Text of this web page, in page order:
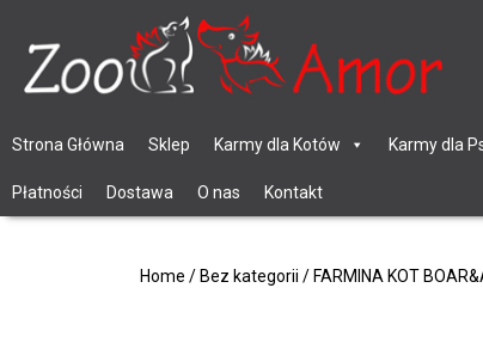
Strona Główna Sklep Karmy dla Kotów Karmy dla
Płatności Dostawa O nas Kontakt
Home / Bez kategorii / FARMINA KOT